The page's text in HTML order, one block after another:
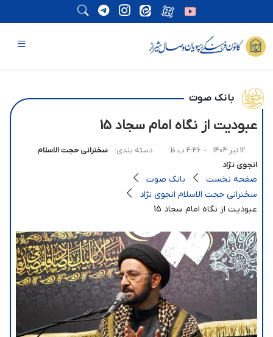
بانک صوت
عبودیت از نگاه امام سجاد 15
12 تیر 1404 - 4:46 ب.ظ دسته بندی:
سخنرانی حجت الاسلام
انجوی نژاد
صفحه نخست
بانک صوت
سخنرانی حجت الاسلام انجوی نژاد
عبودیت از نگاه امام سجاد 15